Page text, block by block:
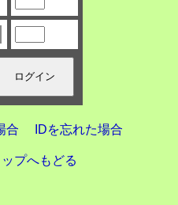
合 IDを忘れた場合
プへもどる